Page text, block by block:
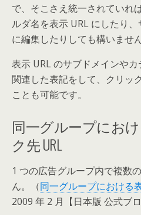
で、そこさえ統一されていれ
ルダ名を表示 URL にしたり
に編集したりしても構いません
表示 URL のサブドメインや
関連した表記をして、クリッ
ことも可能です。
同一グループにおけ
ク先 URL
1 つの広告グループ内で複数
ん。（同一グループにおける
2009 年 2 月【日本版 公式ブロ